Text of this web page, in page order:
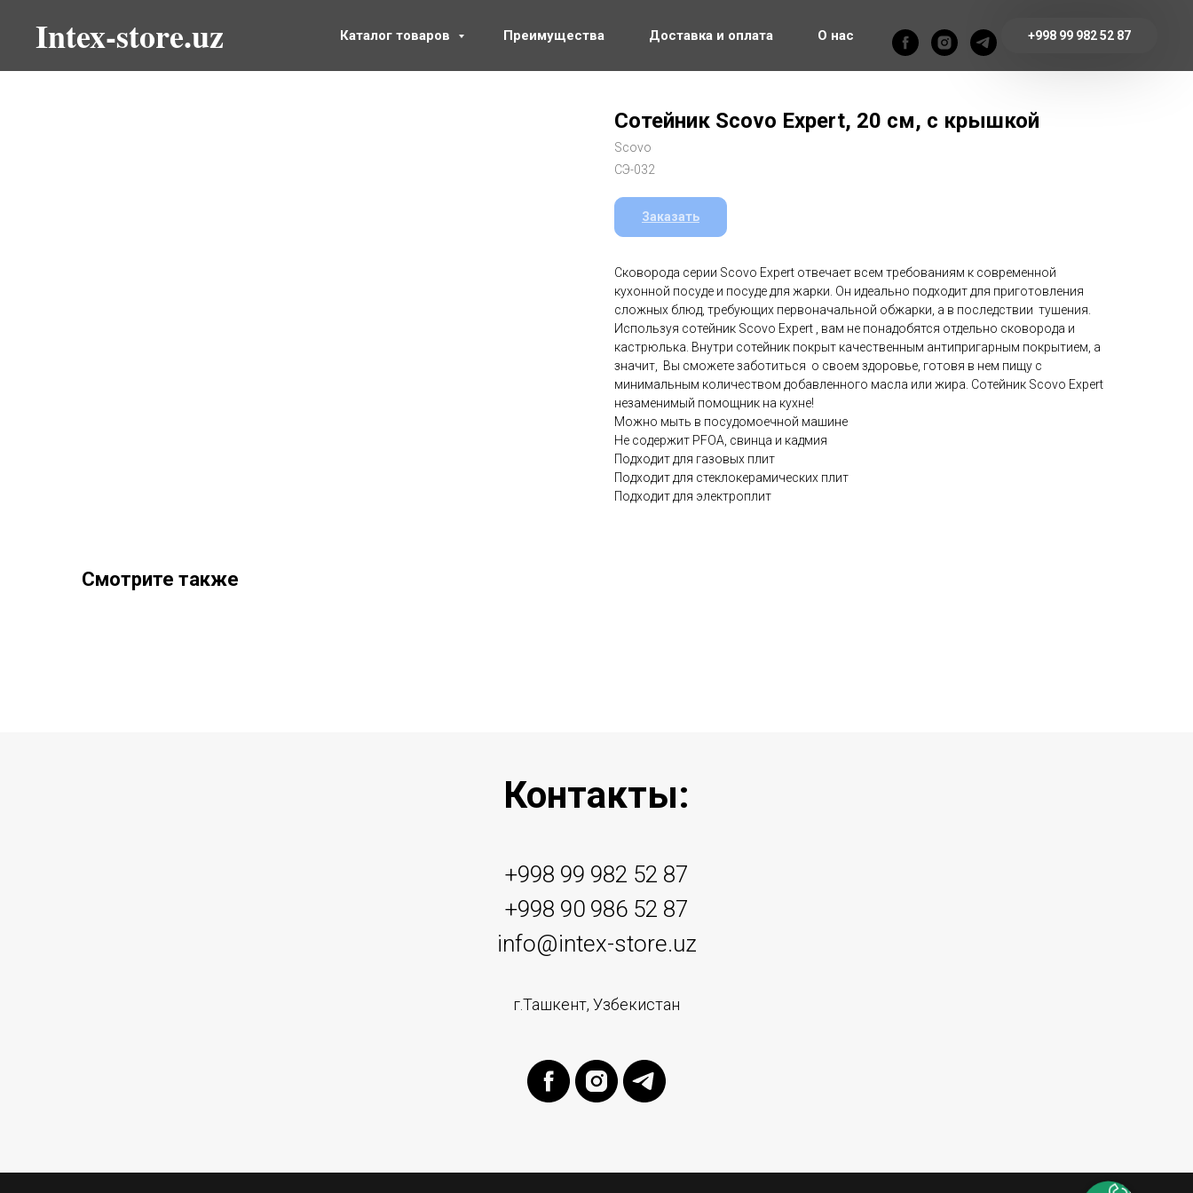
Intex-store.uz Каталог товаров Преимущества Доставка и оплата О нас +998 99 982 52 87
Сотейник Scovo Expert, 20 см, с крышкой
Scovo
СЭ-032
Заказать
Сковорода серии Scovo Expert отвечает всем требованиям к современной
кухонной посуде и посуде для жарки. Он идеально подходит для приготовления
сложных блюд, требующих первоначальной обжарки, а в последствии тушения.
Используя сотейник Scovo Expert , вам не понадобятся отдельно сковорода и
кастрюлька. Внутри сотейник покрыт качественным антипригарным покрытием, а
значит, Вы сможете заботиться о своем здоровье, готовя в нем пищу с
минимальным количеством добавленного масла или жира. Сотейник Scovo Expert
незаменимый помощник на кухне!
Можно мыть в посудомоечной машине
Не содержит PFOA, свинца и кадмия
Подходит для газовых плит
Подходит для стеклокерамических плит
Подходит для электроплит
Смотрите также
Контакты:
+998 99 982 52 87
+998 90 986 52 87
info@intex-store.uz
г.Ташкент, Узбекистан